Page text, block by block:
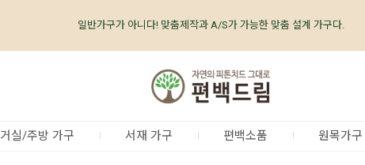
일반가구가 아니다! 맞춤제작과 A/S가 가능한 맞춤 설계 가구다.
편백나무가구 전문 브랜드 No.1 편백드림 www.care-well.co.kr
거실/주방 가구 서재 가구 편백소품 원목가구